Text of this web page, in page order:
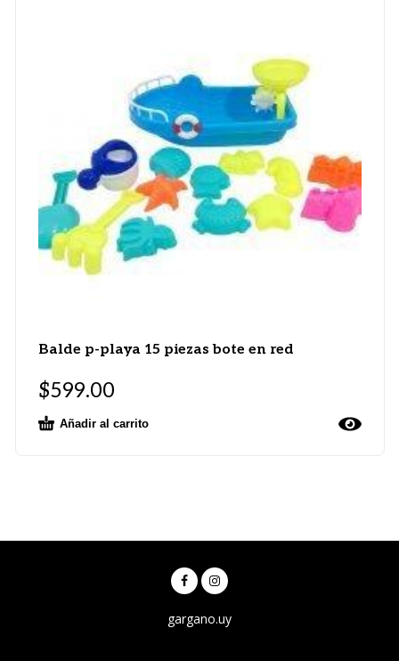
Balde p-playa 15 piezas bote en red
$599.00
Añadir al carrito
gargano.uy